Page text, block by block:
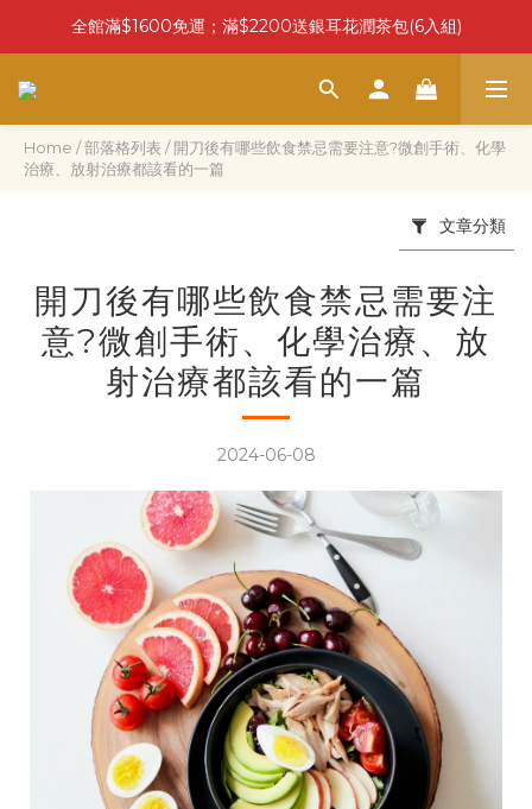
全館滿$1600免運；滿$2200送銀耳花潤茶包(6入組)
Home /部落格列表 /開刀後有哪些飲食禁忌需要注意?微創手術、化學
治療、放射治療都該看的一篇
文章分類
開刀後有哪些飲食禁忌需要注
意?微創手術、化學治療、放
射治療都該看的一篇
2024-06-08